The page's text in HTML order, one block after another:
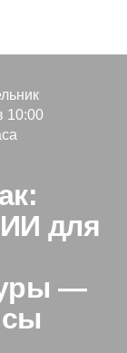
10:00
для
—